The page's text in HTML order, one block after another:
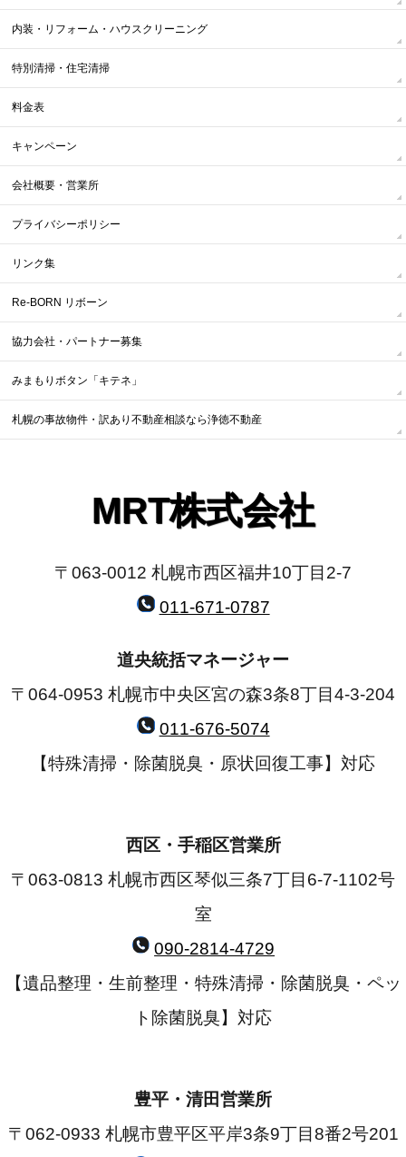
内装・リフォーム・ハウスクリーニング
特別清掃・住宅清掃
料金表
キャンペーン
会社概要・営業所
プライバシーポリシー
リンク集
Re-BORN リボーン
協力会社・パートナー募集
みまもりボタン「キテネ」
札幌の事故物件・訳あり不動産相談なら浄徳不動産
MRT株式会社
〒063-0012 札幌市西区福井10丁目2-7
011-671-0787
道央統括マネージャー
〒064-0953 札幌市中央区宮の森3条8丁目4-3-204
011-676-5074
【特殊清掃・除菌脱臭・原状回復工事】対応
西区・手稲区営業所
〒063-0813 札幌市西区琴似三条7丁目6-7-1102号
室
090-2814-4729
【遺品整理・生前整理・特殊清掃・除菌脱臭・ペッ
ト除菌脱臭】対応
豊平・清田営業所
〒062-0933 札幌市豊平区平岸3条9丁目8番2号201